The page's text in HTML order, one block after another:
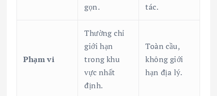
gọn.
tác.
Phạm vi
Thường chỉ
giới hạn
trong khu
vực nhất
định.
Toàn cầu,
không giới
hạn địa lý.